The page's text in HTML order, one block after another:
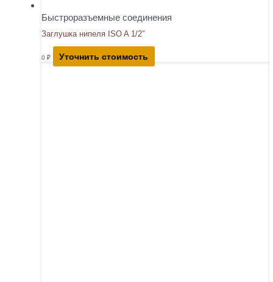
Быстроразъемные соединения
Заглушка нипеля ISO A 1/2″
0 ₽ Уточнить стоимость